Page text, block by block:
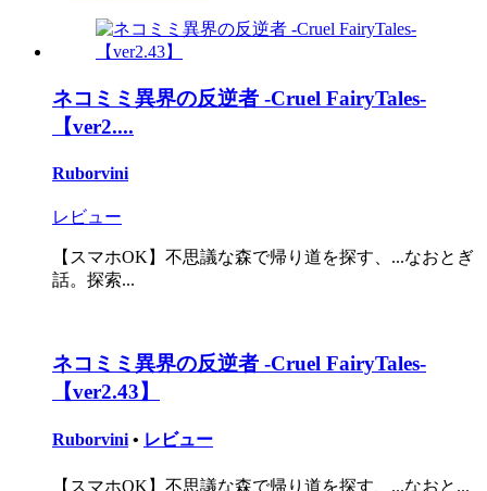
ネコミミ異界の反逆者 -Cruel FairyTales-
【ver2....
Ruborvini
レビュー
【スマホOK】不思議な森で帰り道を探す、...なおとぎ
話。探索...
ネコミミ異界の反逆者 -Cruel FairyTales-
【ver2.43】
Ruborvini • レビュー
【スマホOK】不思議な森で帰り道を探す、...なおと...